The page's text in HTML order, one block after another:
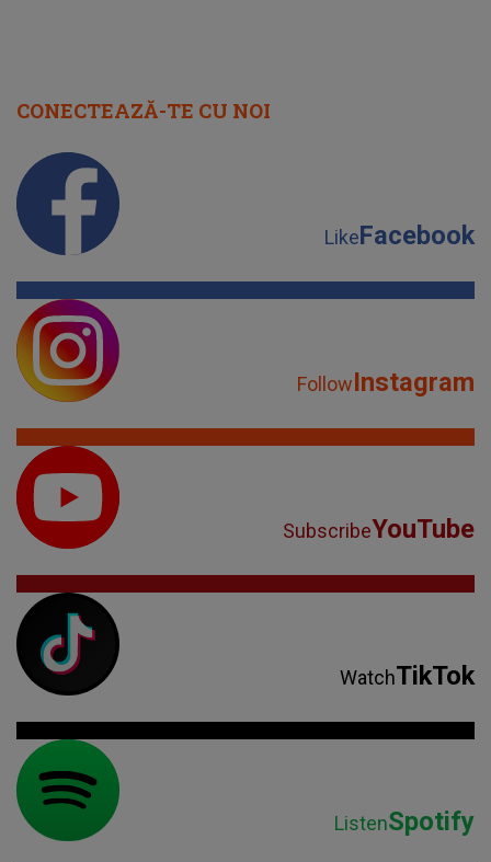
CONECTEAZĂ-TE CU NOI
LikeFacebook
FollowInstagram
SubscribeYouTube
WatchTikTok
ListenSpotify